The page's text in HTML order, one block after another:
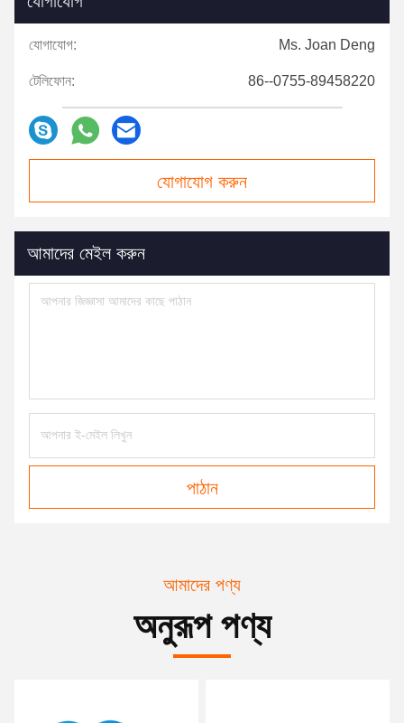
যোগাযোগ: Ms. Joan Deng
টেলিফোন: 86--0755-89458220
যোগাযোগ করুন
আমাদের মেইল ​​করুন
পাঠান
আমাদের পণ্য
অনুরূপ পণ্য